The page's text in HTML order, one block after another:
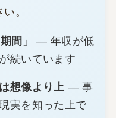
。
間」
— 年収が低
続いています
想像より上 — 事
実を知った上で